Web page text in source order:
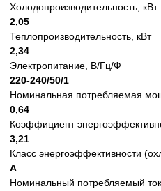
Холодопроизводительность, кВт
2,05
Теплопроизводительность, кВт
2,34
Электропитание, В/Гц/Ф
220-240/50/1
Номинальная потребляемая
0,64
Коэффициент
3,21
Класс энергоэффективности
A
Номинальный потребляемый